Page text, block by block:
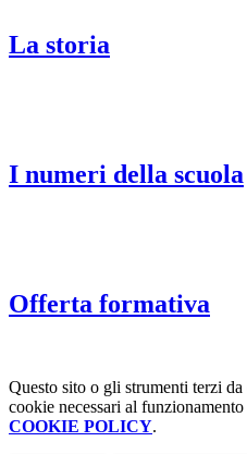
La storia
I numeri della scuola
Offerta formativa
Questo sito o gli strumenti terzi
cookie necessari al
COOKIE POLICY.